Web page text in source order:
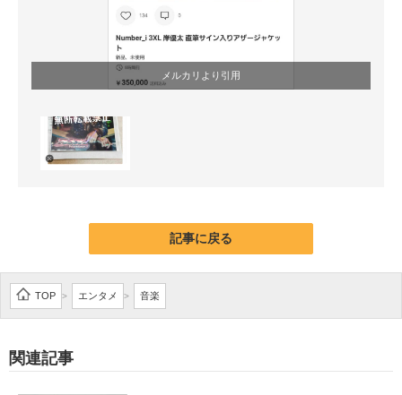
AI活用のいまが分かる
企業ITのトレンドを詳説
マーケ×ITの今がよく分かる
製造業のIT導入・活用を支援
エレクトロニクス専門サイト
メルカリより引用
記事に戻る
TOP > エンタメ > 音楽
関連記事